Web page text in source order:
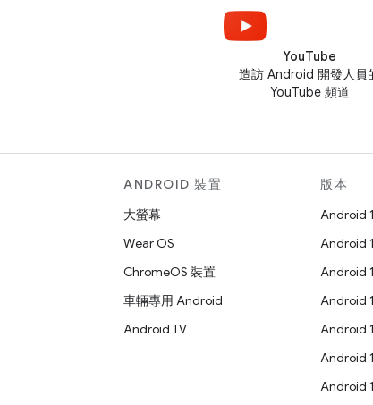
YouTube
造訪 Android 開發人員
YouTube 頻道
ANDROID 裝置
大螢幕
Wear OS
ChromeOS 裝置
車輛專用 Android
Android TV
版本
Android
Android
Android
Android
Android
Android
Android